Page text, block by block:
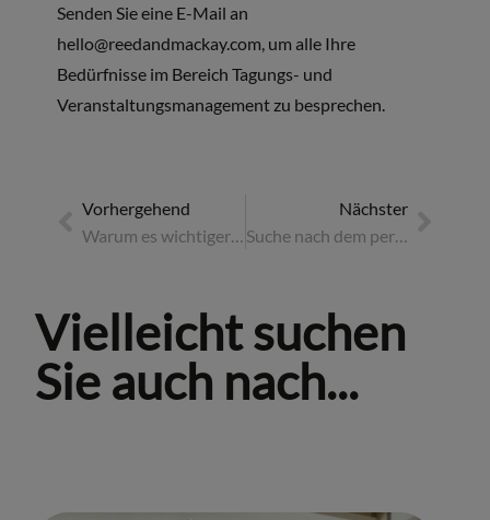
Senden Sie eine E-Mail an
hello@reedandmackay.com , um alle Ihre
Bedürfnisse im Bereich Tagungs- und
Veranstaltungsmanagement zu besprechen.
Vorhergehend
Warum es wichtiger denn je ist, über nachhaltige Reisen nachzudenken: Fallstudie
Nächster
Suche nach dem perfekten Veranstaltungsort, um die Delegierten zu motivieren: Fallstudie
Vielleicht suchen
Sie auch nach...